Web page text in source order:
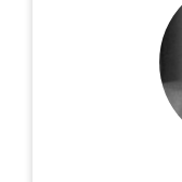
موسسه فرهنگی
و ارتباطات، مشاور
وزیر امور ...